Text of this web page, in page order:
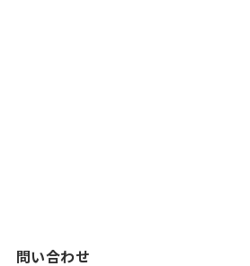
問い合わせ